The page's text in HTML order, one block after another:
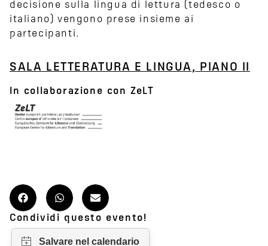
decisione sulla lingua di lettura (tedesco o
italiano) vengono prese insieme ai
partecipanti.
SALA LETTERATURA E LINGUA, PIANO II
In collaborazione con ZeLT
Condividi questo evento!